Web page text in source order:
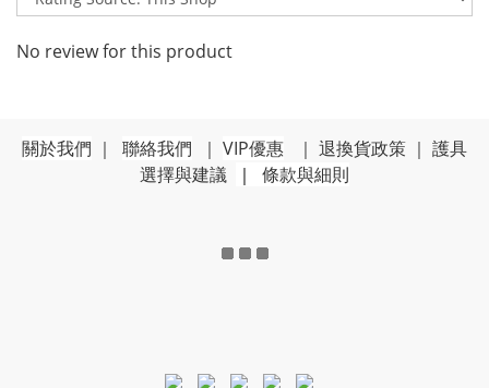
No review for this product
關於我們 ｜ 聯絡我們 ｜ VIP優惠 ｜ 退換貨政策 ｜ 護具
選擇與建議
｜ 條款與細則